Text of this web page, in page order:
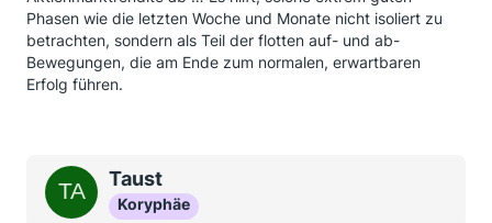
Phasen wie die letzten Woche und Monate nicht isoliert zu
betrachten, sondern als Teil der flotten auf- und ab-
Bewegungen, die am Ende zum normalen, erwartbaren
Erfolg führen.
Taust
Koryphäe